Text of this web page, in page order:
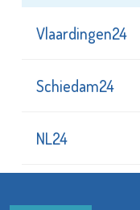
Vlaardingen24
Schiedam24
NL24